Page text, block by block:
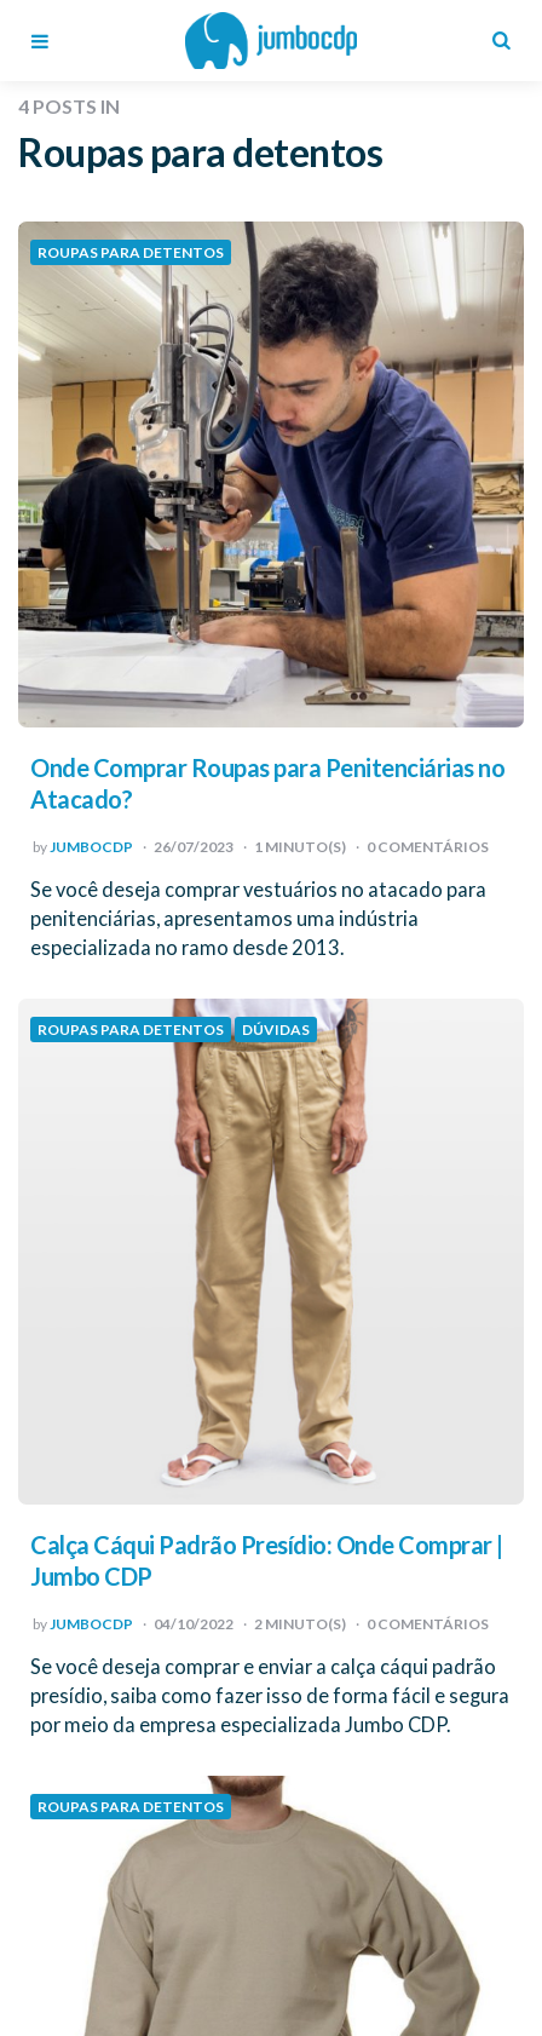
4 POSTS IN
Roupas para detentos
ROUPAS PARA DETENTOS
Onde Comprar Roupas para Penitenciárias no
Atacado?
POSTED
BY
byJUMBOCDP 26/07/2023 1 MINUTO(S) 0 COMENTÁRIOS
Se você deseja comprar vestuários no atacado para
penitenciárias, apresentamos uma indústria
especializada no ramo desde 2013.
ROUPAS PARA DETENTOS DÚVIDAS
Calça Cáqui Padrão Presídio: Onde Comprar |
Jumbo CDP
POSTED
BY
byJUMBOCDP 04/10/2022 2 MINUTO(S) 0 COMENTÁRIOS
Se você deseja comprar e enviar a calça cáqui padrão
presídio, saiba como fazer isso de forma fácil e segura
por meio da empresa especializada Jumbo CDP.
ROUPAS PARA DETENTOS